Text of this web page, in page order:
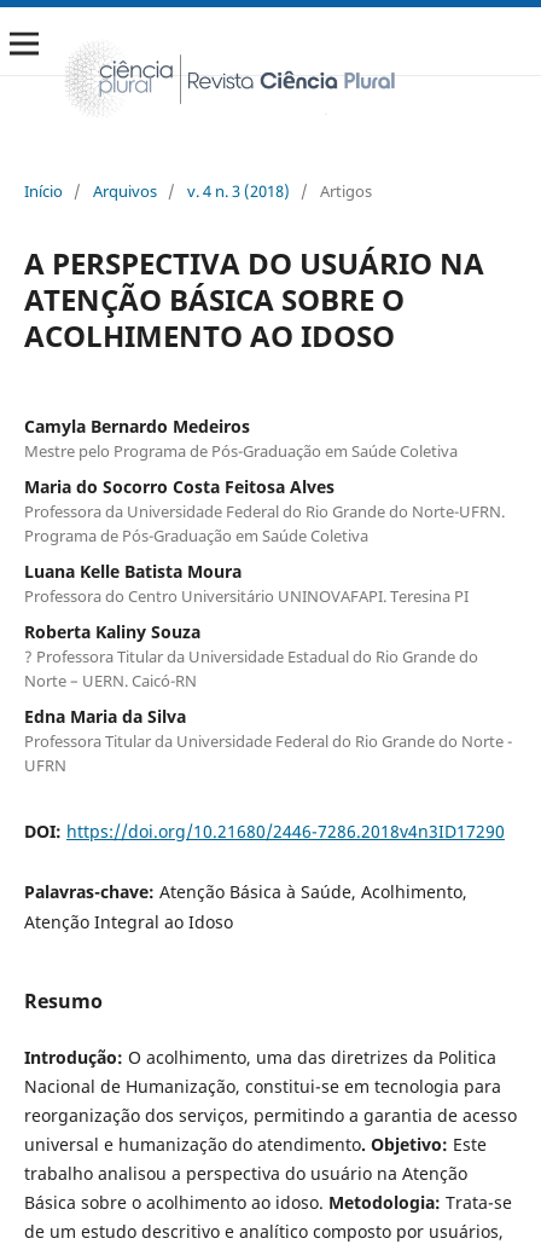
Início / Arquivos / v. 4 n. 3 (2018) / Artigos
A PERSPECTIVA DO USUÁRIO NA
ATENÇÃO BÁSICA SOBRE O
ACOLHIMENTO AO IDOSO
Camyla Bernardo Medeiros
Mestre pelo Programa de Pós-Graduação em Saúde Coletiva
Maria do Socorro Costa Feitosa Alves
Professora da Universidade Federal do Rio Grande do Norte-UFRN.
Programa de Pós-Graduação em Saúde Coletiva
Luana Kelle Batista Moura
Professora do Centro Universitário UNINOVAFAPI. Teresina PI
Roberta Kaliny Souza
? Professora Titular da Universidade Estadual do Rio Grande do
Norte – UERN. Caicó-RN
Edna Maria da Silva
Professora Titular da Universidade Federal do Rio Grande do Norte -
UFRN
DOI: https://doi.org/10.21680/2446-7286.2018v4n3ID17290
Palavras-chave: Atenção Básica à Saúde, Acolhimento,
Atenção Integral ao Idoso
Resumo
Introdução: O acolhimento, uma das diretrizes da Politica
Nacional de Humanização, constitui-se em tecnologia para
reorganização dos serviços, permitindo a garantia de acesso
universal e humanização do atendimento. Objetivo: Este
trabalho analisou a perspectiva do usuário na Atenção
Básica sobre o acolhimento ao idoso. Metodologia: Trata-se
de um estudo descritivo e analítico composto por usuários,